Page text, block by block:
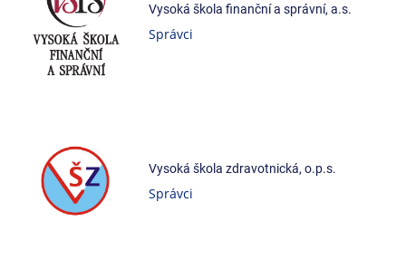
Vysoká škola finanční a správní, a.s.
Správci
Vysoká škola zdravotnická, o.p.s.
Správci